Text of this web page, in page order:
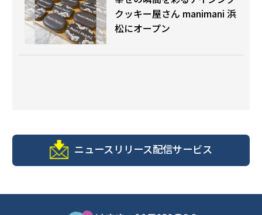
クッキー屋さん manimani 浜
松にオープン
ニュースリリース配信サービス